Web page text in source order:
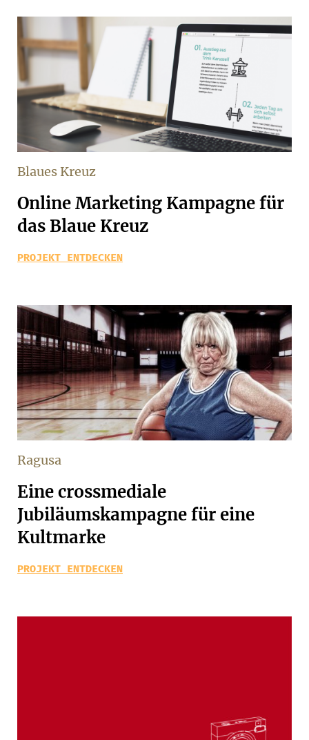
Blaues Kreuz
Online Marketing Kampagne für
das Blaue Kreuz
PROJEKT ENTDECKEN
Ragusa
Eine crossmediale
Jubiläumskampagne für eine
Kultmarke
PROJEKT ENTDECKEN